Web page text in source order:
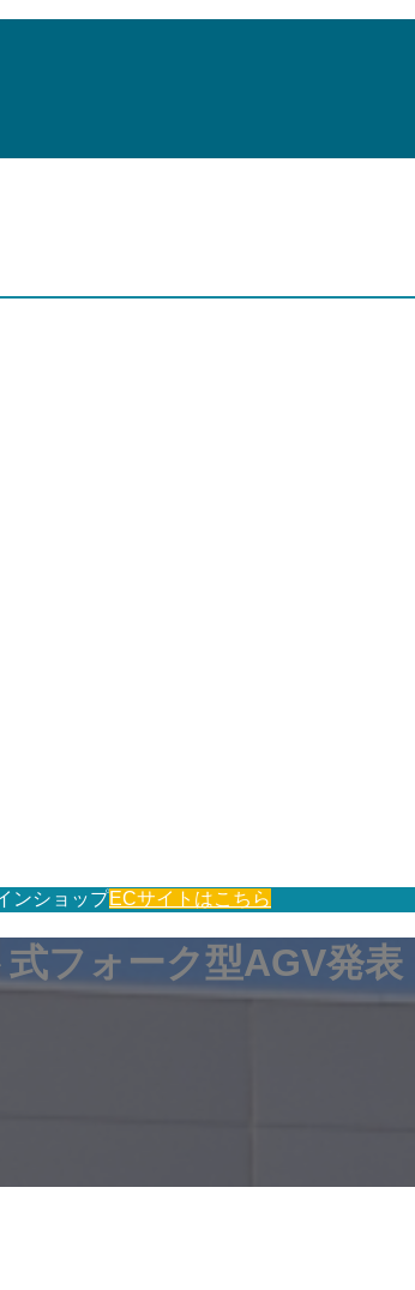
ンショップECサイトはこちら
フォーク型AGV発表